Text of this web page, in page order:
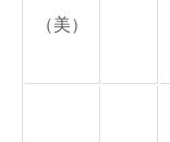
（美）